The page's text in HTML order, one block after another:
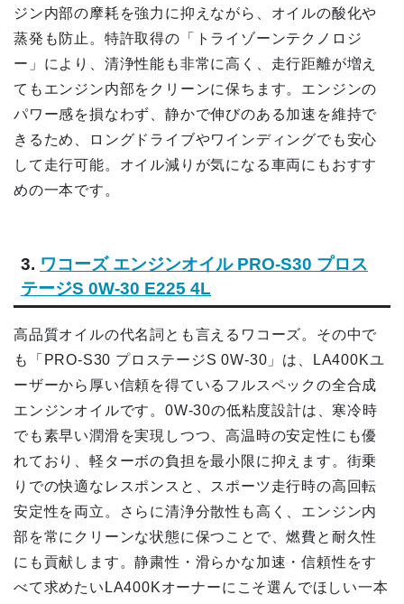
ジン内部の摩耗を強力に抑えながら、オイルの酸化や
蒸発も防止。特許取得の「トライゾーンテクノロジ
ー」により、清浄性能も非常に高く、走行距離が増え
てもエンジン内部をクリーンに保ちます。エンジンの
パワー感を損なわず、静かで伸びのある加速を維持で
きるため、ロングドライブやワインディングでも安心
して走行可能。オイル減りが気になる車両にもおすす
めの一本です。
3. ワコーズ エンジンオイル PRO-S30 プロス
テージS 0W-30 E225 4L
高品質オイルの代名詞とも言えるワコーズ。その中で
も「PRO-S30 プロステージS 0W-30」は、LA400Kユ
ーザーから厚い信頼を得ているフルスペックの全合成
エンジンオイルです。0W-30の低粘度設計は、寒冷時
でも素早い潤滑を実現しつつ、高温時の安定性にも優
れており、軽ターボの負担を最小限に抑えます。街乗
りでの快適なレスポンスと、スポーツ走行時の高回転
安定性を両立。さらに清浄分散性も高く、エンジン内
部を常にクリーンな状態に保つことで、燃費と耐久性
にも貢献します。静粛性・滑らかな加速・信頼性をす
べて求めたいLA400Kオーナーにこそ選んでほしい一本